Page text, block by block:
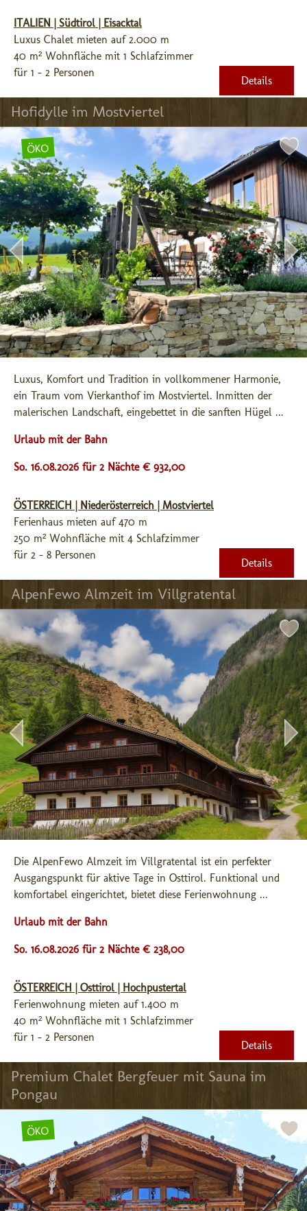
ITALIEN | Südtirol | Eisacktal
Luxus Chalet mieten auf 2.000 m
40 m² Wohnfläche mit 1 Schlafzimmer
für 1 - 2 Personen
Details
Hofidylle im Mostviertel
ÖKO
Luxus, Komfort und Tradition in vollkommener Harmonie,
ein Traum vom Vierkanthof im Mostviertel. Inmitten der
malerischen Landschaft, eingebettet in die sanften Hügel ...
Urlaub mit der Bahn
So. 16.08.2026 für 2 Nächte € 932,00
ÖSTERREICH | Niederösterreich | Mostviertel
Ferienhaus mieten auf 470 m
250 m² Wohnfläche mit 4 Schlafzimmer
für 2 - 8 Personen
Details
AlpenFewo Almzeit im Villgratental
Die AlpenFewo Almzeit im Villgratental ist ein perfekter
Ausgangspunkt für aktive Tage in Osttirol. Funktional und
komfortabel eingerichtet, bietet diese Ferienwohnung ...
Urlaub mit der Bahn
So. 16.08.2026 für 2 Nächte € 238,00
ÖSTERREICH | Osttirol | Hochpustertal
Ferienwohnung mieten auf 1.400 m
40 m² Wohnfläche mit 1 Schlafzimmer
für 1 - 2 Personen
Details
Premium Chalet Bergfeuer mit Sauna im
Pongau
ÖKO